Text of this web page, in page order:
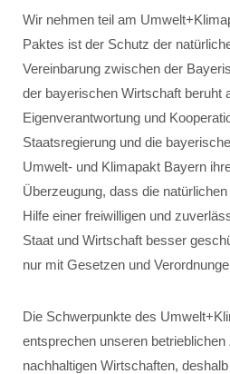
Wir nehmen teil am
Paktes ist der Schutz der
Vereinbarung zwischen der
der bayerischen Wirtschaft beruht
Eigenverantwortung und
Staatsregierung und die
Umwelt- und Klimapakt Bayern
Überzeugung, dass die
Hilfe einer freiwilligen und
Staat und Wirtschaft besser
nur mit Gesetzen und
Die Schwerpunkte des
entsprechen unseren
nachhaltigen Wirtschaften,